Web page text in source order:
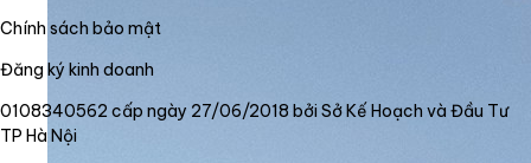
Chính sách bảo mật
Đăng ký kinh doanh
0108340562 cấp ngày 27/06/2018 bởi Sở Kế Hoạch và Đầu Tư
TP Hà Nội